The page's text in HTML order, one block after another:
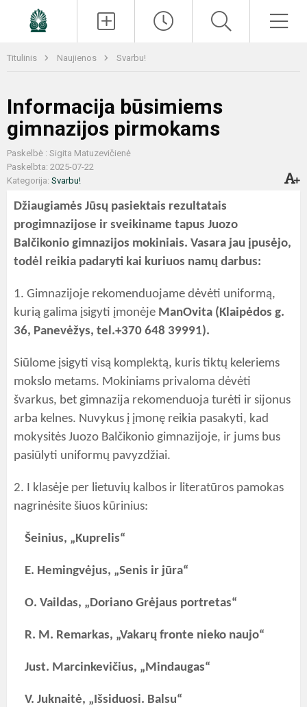
Titulinis Naujienos Svarbu!
Informacija būsimiems
gimnazijos pirmokams
Paskelbė : Sigita Matuzevičienė
Paskelbta: 2025-07-22
Kategorija: Svarbu!
Džiaugiamės Jūsų pasiektais rezultatais
progimnazijose ir sveikiname tapus Juozo
Balčikonio gimnazijos mokiniais. Vasara jau įpusėjo,
todėl reikia padaryti kai kuriuos namų darbus:
1. Gimnazijoje rekomenduojame dėvėti uniformą,
kurią galima įsigyti įmonėje ManOvita (Klaipėdos g.
36, Panevėžys, tel.+370 648 39991).
Siūlome įsigyti visą komplektą, kuris tiktų keleriems
mokslo metams. Mokiniams privaloma dėvėti
švarkus, bet gimnazija rekomenduoja turėti ir sijonus
arba kelnes. Nuvykus į įmonę reikia pasakyti, kad
mokysitės Juozo Balčikonio gimnazijoje, ir jums bus
pasiūlyti uniformų pavyzdžiai.
2. I klasėje per lietuvių kalbos ir literatūros pamokas
nagrinėsite šiuos kūrinius:
Šeinius, „Kuprelis“
E. Hemingvėjus, „Senis ir jūra“
O. Vaildas, „Doriano Grėjaus portretas“
R. M. Remarkas, „Vakarų fronte nieko naujo“
Just. Marcinkevičius, „Mindaugas“
V. Juknaitė, „Išsiduosi. Balsu“